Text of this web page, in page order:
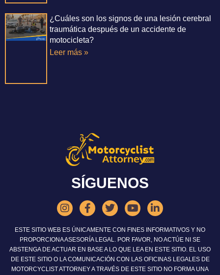
¿Cuáles son los signos de una lesión cerebral
traumática después de un accidente de
motocicleta?
Leer más »
SÍGUENOS
ESTE SITIO WEB ES ÚNICAMENTE CON FINES INFORMATIVOS Y NO
PROPORCIONA ASESORÍA LEGAL. POR FAVOR, NO ACTÚE NI SE
ABSTENGA DE ACTUAR EN BASE A LO QUE LEA EN ESTE SITIO. EL USO
DE ESTE SITIO O LA COMUNICACIÓN CON LAS OFICINAS LEGALES DE
MOTORCYCLIST ATTORNEY A TRAVÉS DE ESTE SITIO NO FORMA UNA